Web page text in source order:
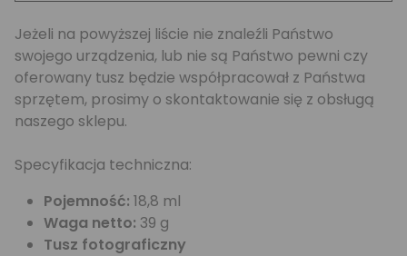
Jeżeli na powyższej liście nie znaleźli Państwo
swojego urządzenia, lub nie są Państwo pewni czy
oferowany tusz będzie współpracował z Państwa
sprzętem, prosimy o skontaktowanie się z obsługą
naszego sklepu.
Specyfikacja techniczna:
Pojemność: 18,8 ml
Waga netto: 39 g
Tusz fotograficzny